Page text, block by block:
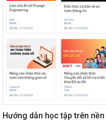
Hướng dẫn học tập trên